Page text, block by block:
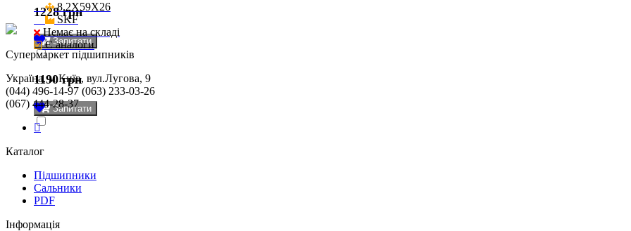
1228 грн
Запитати
8.2X59X26
SKF
Немає на складі
Є аналоги
1190 грн
Запитати
Cупермаркет підшипників
Україна, м.Київ, вул.Лугова, 9
(044) 496-14-97 (063) 233-03-26
(067) 444-28-37
Каталог
Підшипники
Сальники
PDF
Інформація